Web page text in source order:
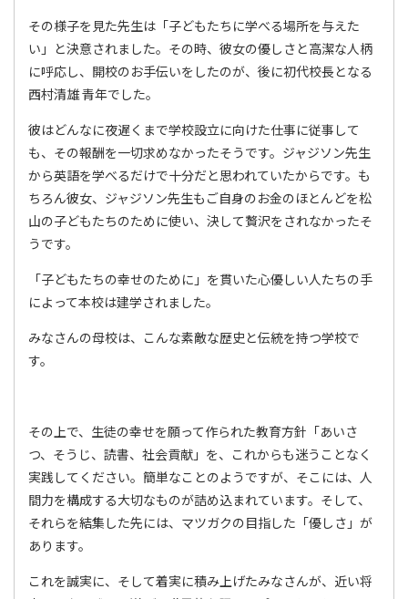
その様子を見た先生は「子どもたちに学べる場所を与えた
い」と決意されました。その時、彼女の優しさと高潔な人柄
に呼応し、開校のお手伝いをしたのが、後に初代校長となる
西村清雄 青年でした。
彼はどんなに夜遅くまで学校設立に向けた仕事に従事して
も、その報酬を一切求めなかったそうです。ジャジソン先生
から英語を学べるだけで十分だと思われていたからです。も
ちろん彼女、ジャジソン先生もご自身のお金のほとんどを松
山の子どもたちのために使い、決して贅沢をされなかったそ
うです。
「子どもたちの幸せのために」を貫いた心優しい人たちの手
によって本校は建学されました。
みなさんの母校は、こんな素敵な歴史と伝統を持つ学校で
す。
その上で、生徒の幸せを願って作られた教育方針「あいさ
つ、そうじ、読書、社会貢献」を、これからも迷うことなく
実践してください。簡単なことのようですが、そこには、人
間力を構成する大切なものが詰め込まれています。そして、
それらを結集した先には、マツガクの目指した「優しさ」が
あります。
これを誠実に、そして着実に積み上げたみなさんが、近い将